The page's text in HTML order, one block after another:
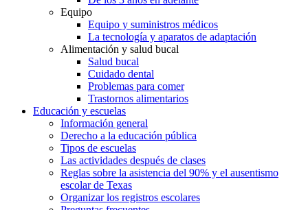
Equipo
Equipo y suministros médicos
La tecnología y aparatos de adaptación
Alimentación y salud bucal
Salud bucal
Cuidado dental
Problemas para comer
Trastornos alimentarios
Educación y escuelas
Información general
Derecho a la educación pública
Tipos de escuelas
Las actividades después de clases
Reglas sobre la asistencia del 90% y el ausentismo
escolar de Texas
Organizar los registros escolares